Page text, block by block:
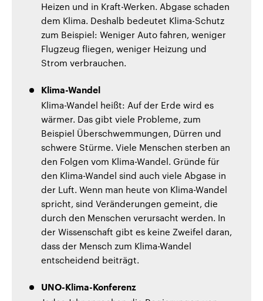
Heizen und in Kraft-Werken. Abgase schaden
dem Klima. Deshalb bedeutet Klima-Schutz
zum Beispiel: Weniger Auto fahren, weniger
Flugzeug fliegen, weniger Heizung und
Strom verbrauchen.
Klima-Wandel
Klima-Wandel heißt: Auf der Erde wird es
wärmer. Das gibt viele Probleme, zum
Beispiel Überschwemmungen, Dürren und
schwere Stürme. Viele Menschen sterben an
den Folgen vom Klima-Wandel. Gründe für
den Klima-Wandel sind auch viele Abgase in
der Luft. Wenn man heute von Klima-Wandel
spricht, sind Veränderungen gemeint, die
durch den Menschen verursacht werden. In
der Wissenschaft gibt es keine Zweifel daran,
dass der Mensch zum Klima-Wandel
entscheidend beiträgt.
UNO-Klima-Konferenz